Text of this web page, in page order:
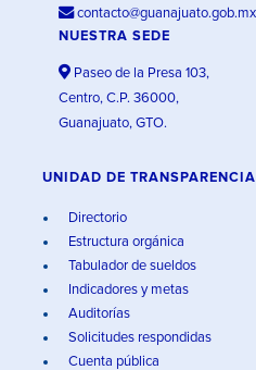
contacto@guanajuato.gob.mx
NUESTRA SEDE
Paseo de la Presa 103,
Centro, C.P. 36000,
Guanajuato, GTO.
UNIDAD DE
Directorio
Estructura orgánica
Tabulador de sueldos
Indicadores y metas
Auditorías
Solicitudes respondidas
Cuenta pública